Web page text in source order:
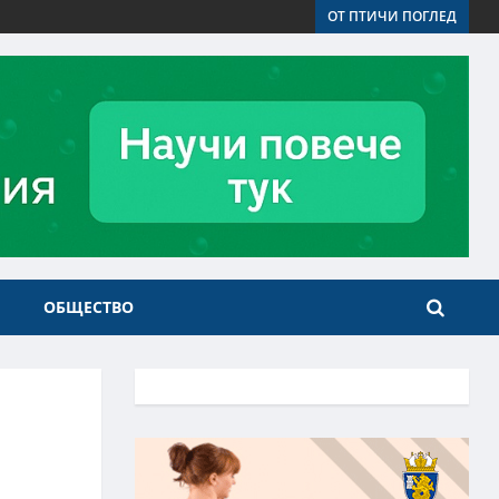
ОТ ПТИЧИ ПОГЛЕД
ОБЩЕСТВО